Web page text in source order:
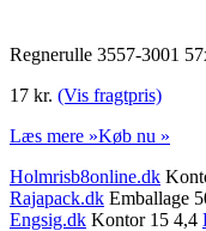
Regnerulle 3557-3001
17 kr. (Vis fragtpris)
Læs mere »Køb nu »
Holmrisb8online.dk
Rajapack.dk Emballage
Engsig.dk Kontor 15 4,4